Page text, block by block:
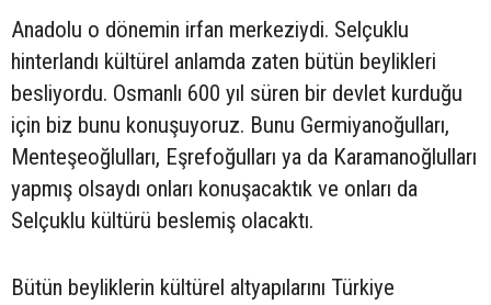
Anadolu o dönemin irfan merkeziydi. Selçuklu
hinterlandı kültürel anlamda zaten bütün beylikleri
besliyordu. Osmanlı 600 yıl süren bir devlet kurduğu
için biz bunu konuşuyoruz. Bunu Germiyanoğulları,
Menteşeoğlulları, Eşrefoğulları ya da Karamanoğlulları
yapmış olsaydı onları konuşacaktık ve onları da
Selçuklu kültürü beslemiş olacaktı.
Bütün beyliklerin kültürel altyapılarını Türkiye